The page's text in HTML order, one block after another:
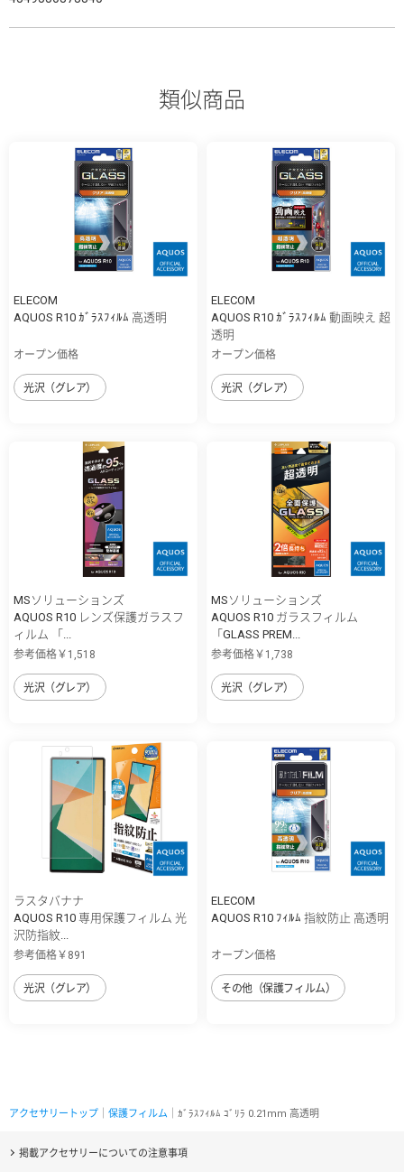
類似商品
ELECOM
AQUOS R10 ｶﾞﾗｽﾌｨﾙﾑ 高透明
オープン価格
光沢（グレア）
ELECOM
AQUOS R10 ｶﾞﾗｽﾌｨﾙﾑ 動画映え 超
透明
オープン価格
光沢（グレア）
MSソリューションズ
AQUOS R10 レンズ保護ガラスフ
ィルム 「...
参考価格￥1,518
光沢（グレア）
MSソリューションズ
AQUOS R10 ガラスフィルム
「GLASS PREM...
参考価格￥1,738
光沢（グレア）
ラスタバナナ
AQUOS R10 専用保護フィルム 光
沢防指紋...
参考価格￥891
光沢（グレア）
ELECOM
AQUOS R10 ﾌｨﾙﾑ 指紋防止 高透明
オープン価格
その他（保護フィルム）
アクセサリートップ 保護フィルム ｜ｶﾞﾗｽﾌｨﾙﾑ ｺﾞﾘﾗ 0.21mm 高透明
掲載アクセサリーについての注意事項